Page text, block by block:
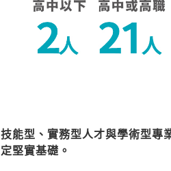
技能型、實務型人才與學術型專
定堅實基礎。